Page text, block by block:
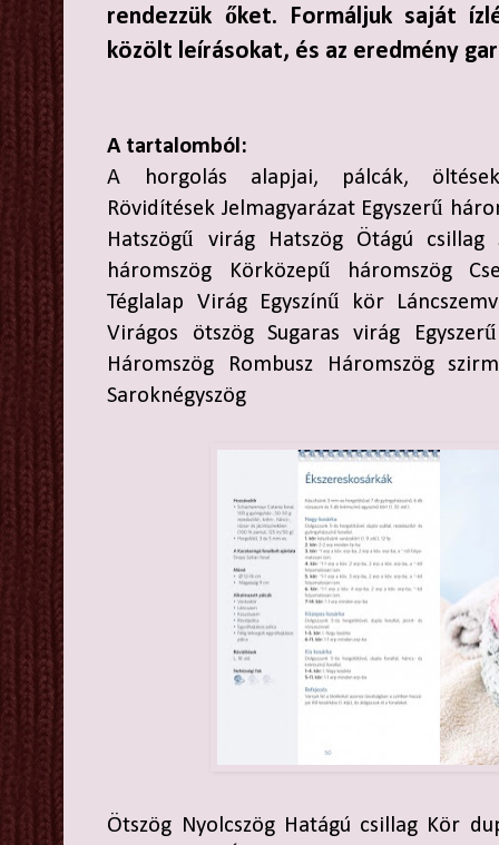
rendezzük őket. Formáljuk saját
közölt leírásokat, és az eredmény
A tartalomból:
A horgolás alapjai, pálcák,
Rövidítések Jelmagyarázat Egyszerű
Hatszögű virág Hatszög Ötágú
háromszög Körközepű háromszög
Téglalap Virág Egyszínű kör
Virágos ötszög Sugaras virág
Háromszög Rombusz Háromszög
Saroknégyszög
Ötszög Nyolcszög Hatágú csillag Kör